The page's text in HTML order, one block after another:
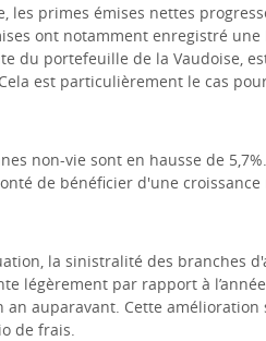
les primes émises nettes
ont notamment enregistré
du portefeuille de la Vaudoise,
est particulièrement le cas
non-vie sont en hausse de
de bénéficier d'une
la sinistralité des branches
légèrement par rapport à
an auparavant. Cette
de frais.